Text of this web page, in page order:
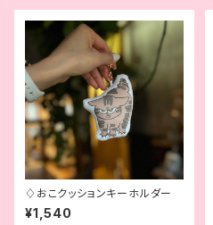
♢おこクッションキーホルダー
¥1,540